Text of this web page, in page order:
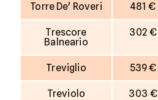
Torre De' Roveri 481 €
Trescore
Balneario
302 €
Treviglio 539 €
Treviolo 303 €